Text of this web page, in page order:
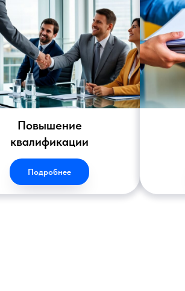
Повышение
квалификации
Подробнее